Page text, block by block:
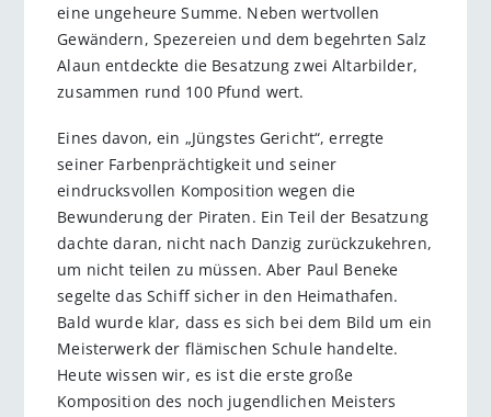
eine ungeheure Summe. Neben wertvollen
Gewändern, Spezereien und dem begehrten Salz
Alaun entdeckte die Besatzung zwei Altarbilder,
zusammen rund 100 Pfund wert.
Eines davon, ein „Jüngstes Gericht“, erregte
seiner Farbenprächtigkeit und seiner
eindrucksvollen Komposition wegen die
Bewunderung der Piraten. Ein Teil der Besatzung
dachte daran, nicht nach Danzig zurückzukehren,
um nicht teilen zu müssen. Aber Paul Beneke
segelte das Schiff sicher in den Heimathafen.
Bald wurde klar, dass es sich bei dem Bild um ein
Meisterwerk der flämischen Schule handelte.
Heute wissen wir, es ist die erste große
Komposition des noch jugendlichen Meisters